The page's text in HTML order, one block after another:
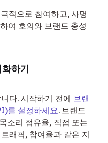
적으로 참여하고, 사명
하여 호의와 브랜드 충성
하기
다. 시작하기 전에 브랜
를 설정하세요. 브랜드
소리 점유율, 직접 또는
래픽, 참여율과 같은 지